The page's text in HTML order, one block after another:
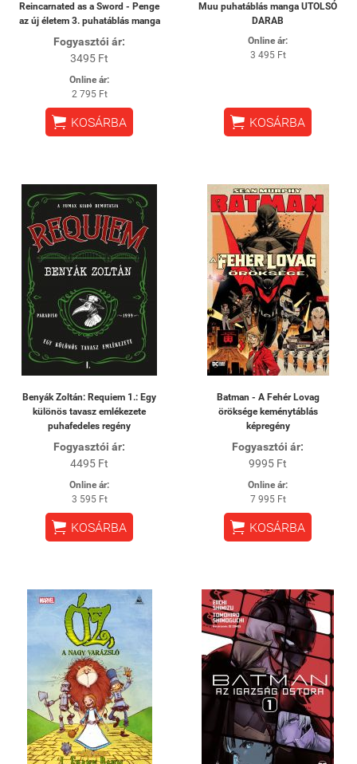
Reincarnated as a Sword - Penge
az új életem 3. puhatáblás manga
Fogyasztói ár:
3495 Ft
Online ár:
2 795 Ft
 KOSÁRBA
Muu puhatáblás manga UTOLSÓ
DARAB
Online ár:
3 495 Ft
 KOSÁRBA
Benyák Zoltán: Requiem 1.: Egy
különös tavasz emlékezete
puhafedeles regény
Fogyasztói ár:
4495 Ft
Online ár:
3 595 Ft
 KOSÁRBA
Batman - A Fehér Lovag
öröksége keménytáblás
képregény
Fogyasztói ár:
9995 Ft
Online ár:
7 995 Ft
 KOSÁRBA